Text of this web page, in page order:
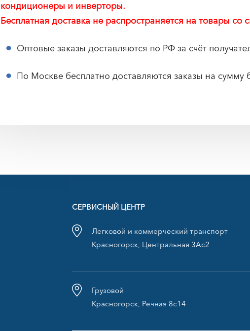
кондиционеры и инверторы.
Бесплатная доставка не распространяется на товары со
Оптовые заказы доставляются по РФ за счёт
По Москве бесплатно доставляются заказы на сумму
СЕРВИСНЫЙ ЦЕНТР
Легковой и коммерческий транспорт
Красногорск, Центральная 3Ас2
Грузовой
Красногорск, Речная 8с14